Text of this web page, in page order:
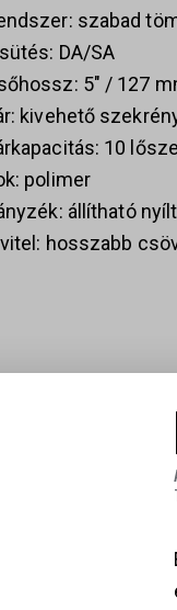
szabad
DA/SA
5″ / 127
kivehető
10
polimer
állítható
hosszabb